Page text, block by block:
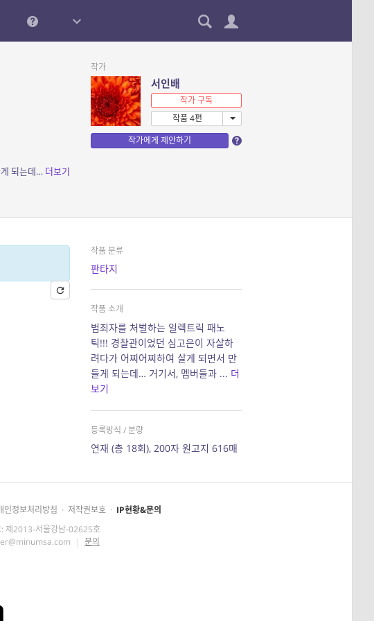
소개: 범죄자를 처벌하는 일렉트릭 패노틱!!! 경찰관이었던 심고은이 자살하려다가 어찌어찌하여 살게 되면서 만들게 되는데… 거기서, 멤버들과 함께 범죄자들을 잡고 죗값을 치루게 ... 더보기
작가
서인배
작가 구독
작품 4편
작가에게 제안하기
작품 분류
판타지
작품 소개
범죄자를 처벌하는 일렉트릭 패노
틱!!! 경찰관이었던 심고은이 자살하
려다가 어찌어찌하여 살게 되면서 만
들게 되는데… 거기서, 멤버들과 ... 더
보기
등록방식 / 분량
연재 (총 18회), 200자 원고지 616매
인정보처리방침 · 저작권보호 · IP현황&문의
: 제2013-서울강남-02625호
| 문의